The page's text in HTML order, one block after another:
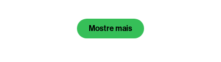
Mostre mais